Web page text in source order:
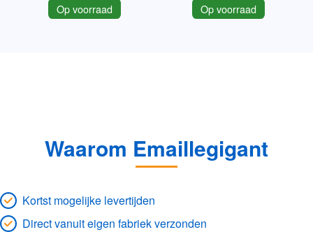
Op voorraad Op voorraad
Waarom Emaillegigant
Kortst mogelijke levertijden
Direct vanuit eigen fabriek verzonden